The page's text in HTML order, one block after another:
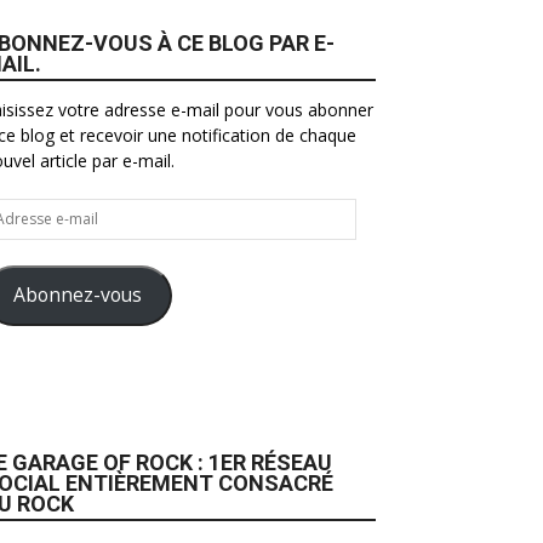
VOUS À CE BLOG PAR E-
votre adresse e-mail pour vous abonner
blog et recevoir une notification de chaque
article par e-mail.
Abonnez-vous
GARAGE OF ROCK : 1ER RÉSEAU
ENTIÈREMENT CONSACRÉ
ROCK